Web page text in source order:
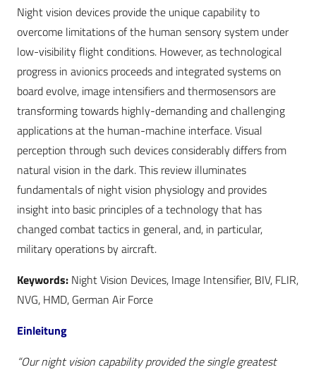
Night vision devices provide the unique capability to
overcome limitations of the human sensory system under
low-visibility flight conditions. However, as technological
progress in avionics proceeds and integrated systems on
board evolve, image intensifiers and thermosensors are
transforming towards highly-demanding and challenging
applications at the human-machine interface. Visual
perception through such devices considerably differs from
natural vision in the dark. This review illuminates
fundamentals of night vision physiology and provides
insight into basic principles of a technology that has
changed combat tactics in general, and, in particular,
military operations by aircraft.
Keywords: Night Vision Devices, Image Intensifier, BIV, FLIR,
NVG, HMD, German Air Force
Einleitung
“Our night vision capability provided the single greatest